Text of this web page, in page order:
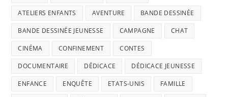
ATELIERS ENFANTS AVENTURE BANDE DESSINÉE
BANDE DESSINÉE JEUNESSE CAMPAGNE CHAT
CINÉMA CONFINEMENT CONTES
DOCUMENTAIRE DÉDICACE DÉDICACE JEUNESSE
ENFANCE ENQUÊTE ETATS-UNIS FAMILLE